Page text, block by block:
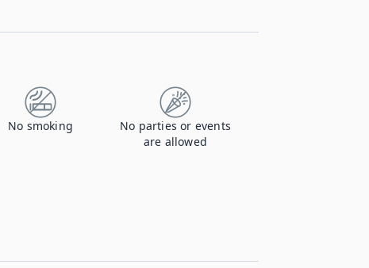
No smoking
No parties or events
are allowed